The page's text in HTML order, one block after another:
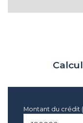
Montant du crédit